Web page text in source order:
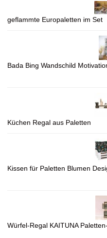
geflammte Europaletten im Set
Bada Bing Wandschild
Küchen Regal aus Paletten
Kissen für Paletten Blumen
Würfel-Regal KAITUNA